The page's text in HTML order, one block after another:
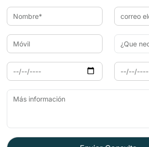
Tarifas más económicas en vuelos y
Viajar a la India en
febrero)
El invierno es la mejor temporada
ya que las temperaturas son
Lugares recomendados en invierno:
Rajasthan y el Triángulo Dorado: